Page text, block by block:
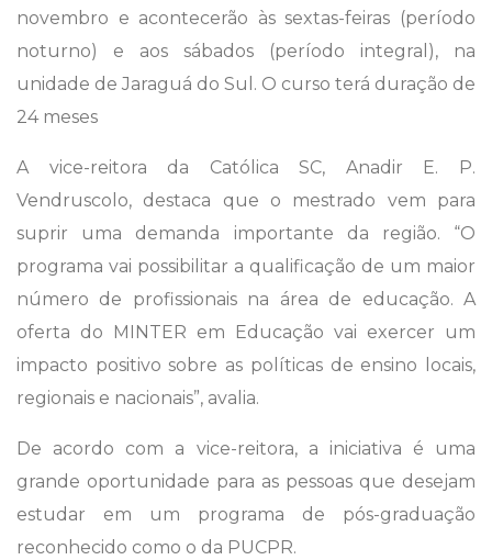
novembro e acontecerão às sextas-feiras (período
noturno) e aos sábados (período integral), na
unidade de Jaraguá do Sul. O curso terá duração de
24 meses
A vice-reitora da Católica SC, Anadir E​.​ P.
Vendruscolo, destaca que o mestrado vem para
suprir uma demanda importante da região. “O
programa vai possibilitar a qualificação de um maior
número de profissionais na área de educação. A
oferta do MINTER em Educação vai exercer um
impacto positivo sobre as políticas de ensino locais,
regionais e nacionais”, avalia.
​De acordo com a vice-reitora, a iniciativa é uma
grande oportunidade para as pessoas que desejam
estudar em um programa de pós-graduação
reconhecido como o da PUCPR.